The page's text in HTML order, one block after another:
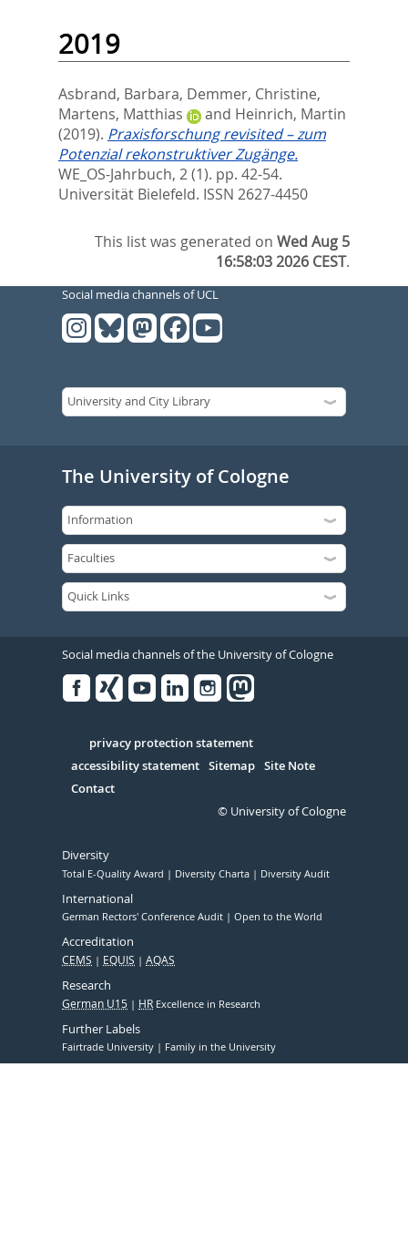
2019
Asbrand, Barbara, Demmer, Christine,
Martens, Matthias
and Heinrich, Martin
(2019). Praxisforschung revisited – zum
Potenzial rekonstruktiver Zugänge.
WE_OS-Jahrbuch, 2 (1). pp. 42-54.
Universität Bielefeld. ISSN 2627-4450
This list was generated onWed Aug 5
16:58:03 2026 CEST.
Social media channels of UCL
The University of Cologne
Social media channels of the University of Cologne
Serivce
privacy protection statement
accessibility statement Sitemap Site Note
Contact
© University of Cologne
Diversity
Total E-Quality Award Diversity Charta Diversity Audit
International
German Rectors' Conference Audit Open to the World
Accreditation
CEMS EQUIS AQAS
Research
German U15 HR Excellence in Research
Further Labels
Fairtrade University Family in the University